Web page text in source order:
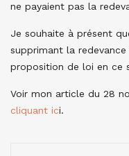
ne payaient pas la
Je souhaite à présent
supprimant la
proposition de loi en ce
Voir mon article du 28
cliquant ici.